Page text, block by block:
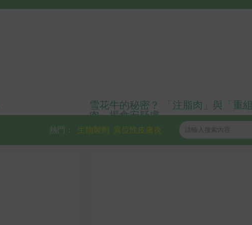
雪花牛的秘密？ 「注脂肉」與「重
肉」揭食安疑慮
異位性皮膚炎
生物製劑
熱門：